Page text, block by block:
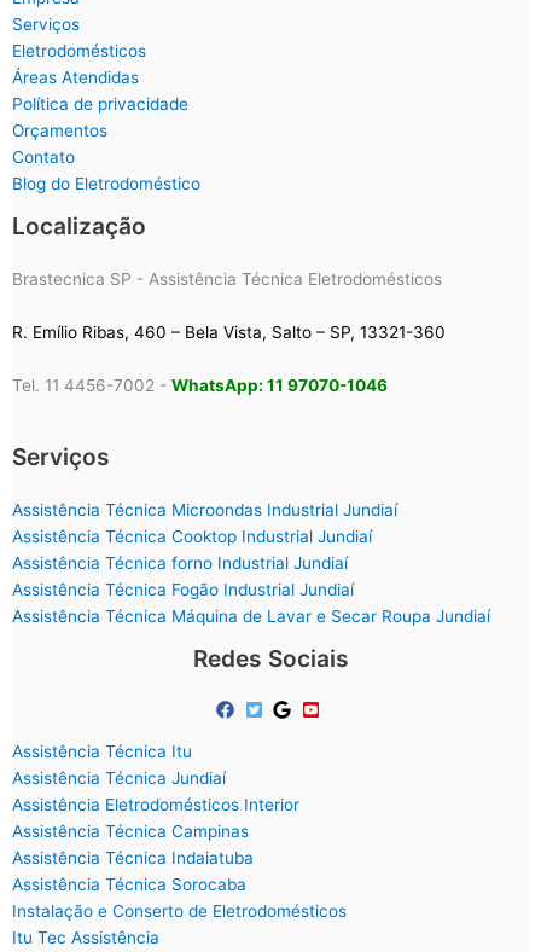
Serviços
Eletrodomésticos
Áreas Atendidas
Política de privacidade
Orçamentos
Contato
Blog do Eletrodoméstico
Localização
Brastecnica SP - Assistência Técnica Eletrodomésticos
R. Emílio Ribas, 460 – Bela Vista, Salto – SP, 13321-360
Tel. 11 4456-7002 - WhatsApp: 11 97070-1046
Serviços
Assistência Técnica Microondas Industrial Jundiaí
Assistência Técnica Cooktop Industrial Jundiaí
Assistência Técnica forno Industrial Jundiaí
Assistência Técnica Fogão Industrial Jundiaí
Assistência Técnica Máquina de Lavar e Secar Roupa Jundiaí
Redes Sociais
Assistência Técnica Itu
Assistência Técnica Jundiaí
Assistência Eletrodomésticos Interior
Assistência Técnica Campinas
Assistência Técnica Indaiatuba
Assistência Técnica Sorocaba
Instalação e Conserto de Eletrodomésticos
Itu Tec Assistência